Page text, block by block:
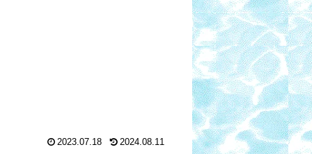
2023.07.18 2024.08.11